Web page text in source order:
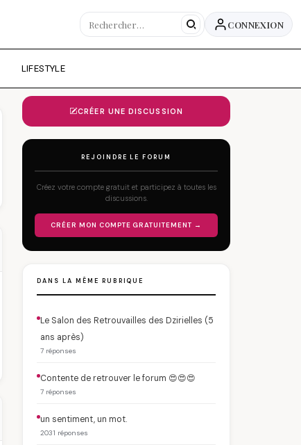
CONNEXION
LIFESTYLE
CRÉER UNE DISCUSSION
REJOINDRE LE FORUM
Créez votre compte gratuit et participez à toutes les
discussions.
CRÉER MON COMPTE GRATUITEMENT →
DANS LA MÊME RUBRIQUE
Le Salon des Retrouvailles des Dzirielles (5
ans après)
7 réponses
Contente de retrouver le forum 😍😍😍
7 réponses
un sentiment, un mot.
2031 réponses